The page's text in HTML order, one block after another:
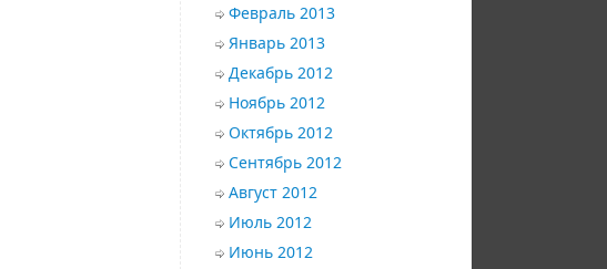
Февраль 2013
Январь 2013
Декабрь 2012
Ноябрь 2012
Октябрь 2012
Сентябрь 2012
Август 2012
Июль 2012
Июнь 2012